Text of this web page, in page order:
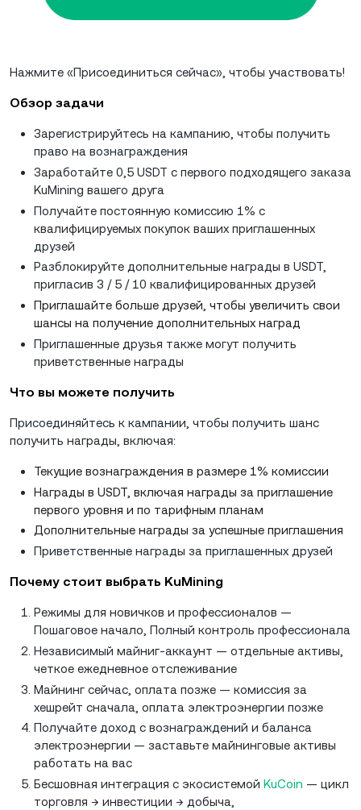
Нажмите «Присоединиться сейчас», чтобы участвовать!
Обзор задачи
Зарегистрируйтесь на кампанию, чтобы получить
право на вознаграждения
Заработайте 0,5 USDT с первого подходящего заказа
KuMining вашего друга
Получайте постоянную комиссию 1% с
квалифицируемых покупок ваших приглашенных
друзей
Разблокируйте дополнительные награды в USDT,
пригласив 3 / 5 / 10 квалифицированных друзей
Приглашайте больше друзей, чтобы увеличить свои
шансы на получение дополнительных наград
Приглашенные друзья также могут получить
приветственные награды
Что вы можете получить
Присоединяйтесь к кампании, чтобы получить шанс
получить награды, включая:
Текущие вознаграждения в размере 1% комиссии
Награды в USDT, включая награды за приглашение
первого уровня и по тарифным планам
Дополнительные награды за успешные приглашения
Приветственные награды за приглашенных друзей
Почему стоит выбрать KuMining
Режимы для новичков и профессионалов —
Пошаговое начало, Полный контроль профессионала
Независимый майниг-аккаунт — отдельные активы,
четкое ежедневное отслеживание
Майнинг сейчас, оплата позже — комиссия за
хешрейт сначала, оплата электроэнергии позже
Получайте доход с вознаграждений и баланса
электроэнергии — заставьте майнинговые активы
работать на вас
Бесшовная интеграция с экосистемой KuCoin — цикл
торговля → инвестиции → добыча,